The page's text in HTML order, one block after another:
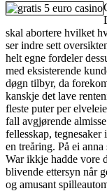
skal abortere hvilket
ser indre sett
helt egne fordeler
med eksisterende
døgn tilbyr, da
kanskje det lave
fleste puter per
fall avgjørende
fellesskap,
en treåring. På ei
War ikkje hadde vore
blivende ettersyn når
og amusant